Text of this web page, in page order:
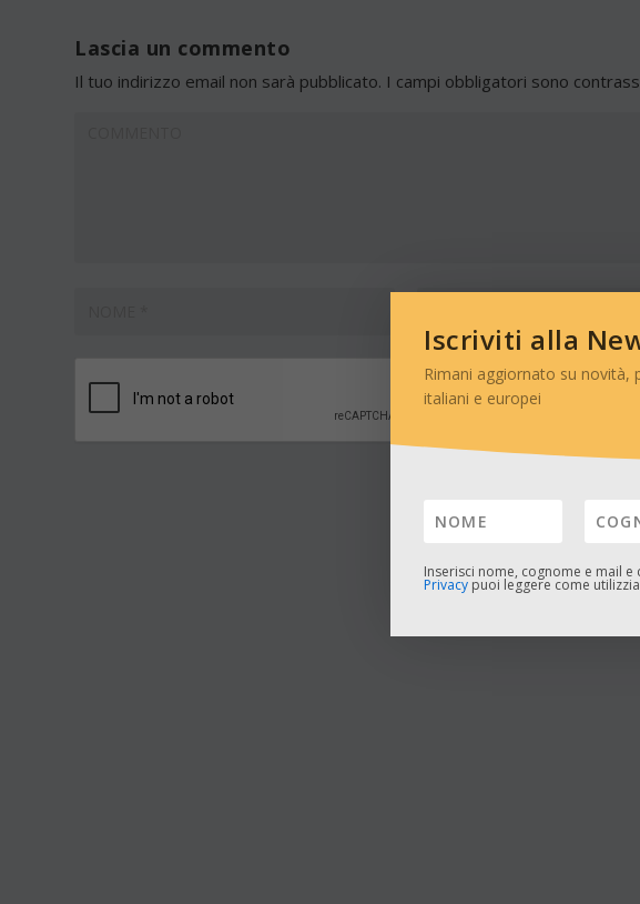
Lascia un commento
Il tuo indirizzo email non sarà pubblicato. I campi obbligatori sono
Iscriviti alla
Rimani aggiornato su
italiani e europei
Inserisci nome, cognome e mail e
Privacy puoi leggere come